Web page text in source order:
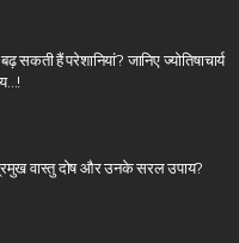
हैं परेशानियां? जानिए ज्योतिषाचार्य
वास्तु दोष और उनके सरल उपाय?